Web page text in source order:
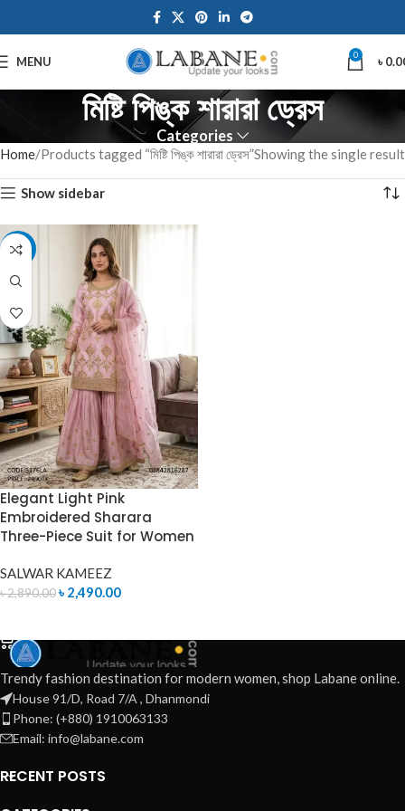
MENU 0 ৳
মিষ্টি পিঙ্ক শারারা ড্রেস
Categories
Home Products tagged “মিষ্টি পিঙ্ক শারারা ড্রেস”Showing the single result
Show sidebar
-14%
Elegant Light Pink
Embroidered Sharara
Three-Piece Suit for Women
SALWAR KAMEEZ
৳2,890.00৳ 2,490.00
Trendy fashion destination for modern women, shop Labane online.
House 91/D, Road 7/A , Dhanmondi
Phone: (+880) 1910063133
Email: info@labane.com
RECENT POSTS